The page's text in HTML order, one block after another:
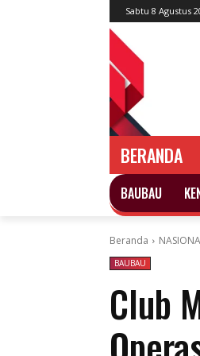
Sabtu 8 Agustus
BERANDA
BAUBAU
Beranda
BAUBAU
Club